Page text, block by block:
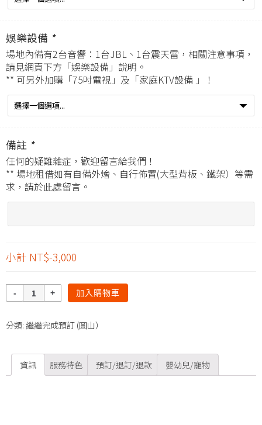
娛樂設備 *
場地內備有2台音響：1台JBL、1台震天雷，相關注意事項，
請見網頁下方「娛樂設備」說明。
** 可另外加購「75吋電視」及「家庭KTV設備 」！
備註 *
任何的疑難雜症，歡迎留言給我們！
** 場地租借如有自備外燴、自行佈置(大型背板、鐵架）等需
求，請於此處留言。
小計 NT$-3,000
量
加入購物車
分類: 繼繼完成預訂 (圓山）
資訊 服務特色 預訂/退訂/退款 嬰幼兒/寵物